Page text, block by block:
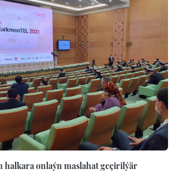
halkara onlaýn maslahat geçirilýär